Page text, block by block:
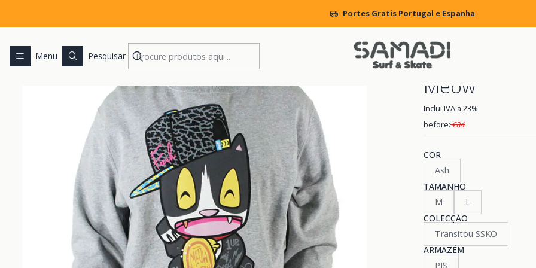
Menu Pesquisar
Portes Gratis Portugal e Espanha
Sweat Crew Sweatshirt básica Neff Crew
|
Sweatshirt
Meow
Inclui IVA a 23%
before:€84
COR
Ash
TAMANHO
M
L
COLECÇÃO
Transitou SSKO
ARMAZÉM
PIS